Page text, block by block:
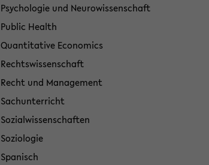
Psychologie und Neurowissenschaft
Public Health
Quantitative Economics
Rechtswissenschaft
Recht und Management
Sachunterricht
Sozialwissenschaften
Soziologie
Spanisch